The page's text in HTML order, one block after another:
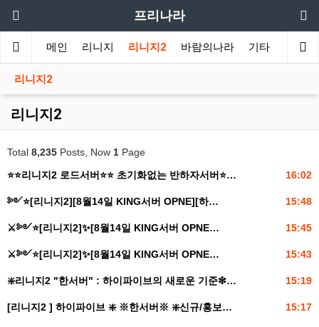
프리나라
메인 리니지 리니지2 바람의나라 기타 도감
리니지2
리니지2
Total 8,235 Posts, Now 1 Page
16:02
⭐️⭐️리니지2 로드서버⭐️⭐️ 초기화없는 반하자서버⭐…
15:48
༻⭐️[리니지2][8월14일 KING서버 OPNE][하…
15:45
⚔️༻⭐️[리니지2]✨[8월14일 KING서버 OPNE…
15:43
⚔️༻⭐️[리니지2]✨[8월14일 KING서버 OPNE…
15:19
❇️리니지2 "한서버" : 하이파이브의 새로운 기준❇…
15:17
[리니지2 ] 하이파이브 ❇️ ※한서버※ ❇️신규/홍보…